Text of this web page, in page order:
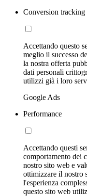
Conversion tracking
Accettando questo
meglio il successo
la nostra offerta
dati personali
utilizzi già i loro
Google Ads
Performance
Accettando questi
comportamento dei
nostro sito web e
ottimizzare il nostro
l'esperienza
questo sito web